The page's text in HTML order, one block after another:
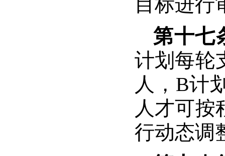
目标进行
第十七
计划每轮
人， B计
人才可按
行动态调